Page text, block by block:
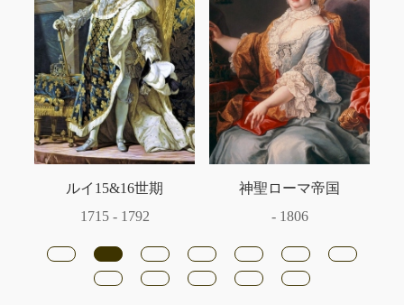
ルイ15&16世期
1715 - 1792
神聖ローマ帝国
- 1806